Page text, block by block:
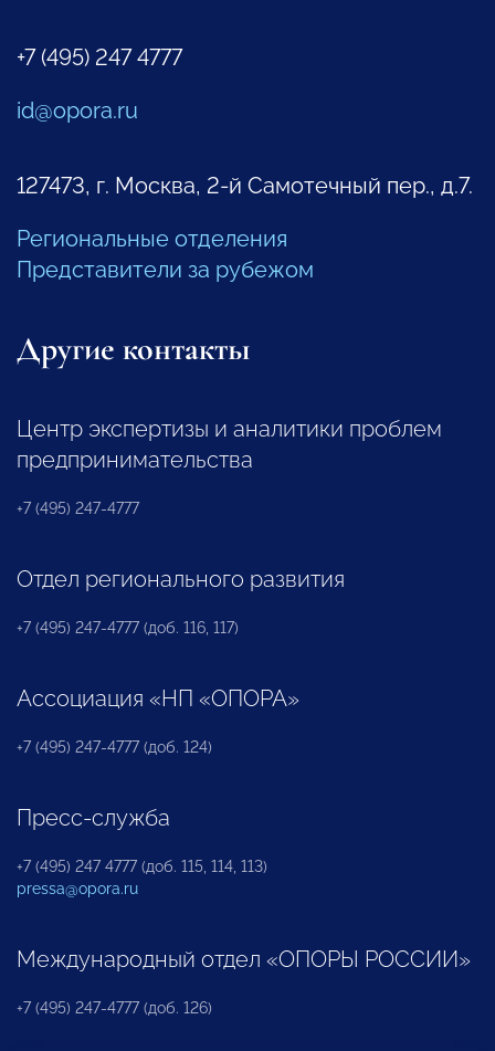
+7 (495) 247 4777
id@opora.ru
127473, г. Москва, 2-й Самотечный пер., д.7.
Региональные отделения
Представители за рубежом
Другие контакты
Центр экспертизы и аналитики проблем
предпринимательства
+7 (495) 247-4777
Отдел регионального развития
+7 (495) 247-4777 (доб. 116, 117)
Ассоциация «НП «ОПОРА»
+7 (495) 247-4777 (доб. 124)
Пресс-служба
+7 (495) 247 4777 (доб. 115, 114, 113)
pressa@opora.ru
Международный отдел «ОПОРЫ РОССИИ»
+7 (495) 247-4777 (доб. 126)